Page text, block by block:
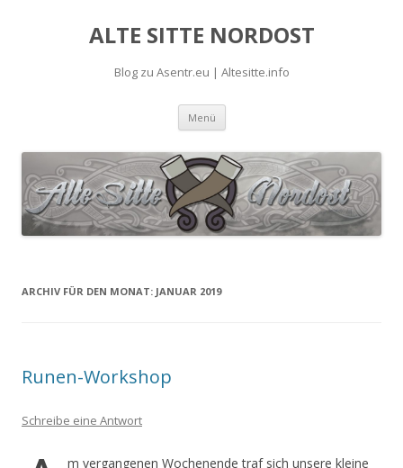
ALTE SITTE NORDOST
Blog zu Asentr.eu | Altesitte.info
Menü Springe
Inhalt
ARCHIV FÜR DEN MONAT: JANUAR 2019
Runen-Workshop
Schreibe eine Antwort
m vergangenen Wochenende traf sich unsere kleine